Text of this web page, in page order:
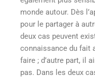
monde autour. Dès
pour le partager à
deux cas peuvent
connaissance du fait
faire ; d’autre part, il
pas. Dans les deux